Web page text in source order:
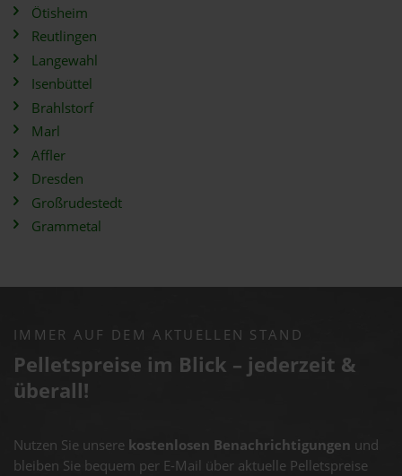
Ötisheim
Reutlingen
Langewahl
Isenbüttel
Brahlstorf
Marl
Affler
Dresden
Großrudestedt
Grammetal
IMMER AUF DEM AKTUELLEN STAND
Pelletspreise im Blick – jederzeit &
überall!
Nutzen Sie unsere kostenlosen Benachrichtigungen und
bleiben Sie bequem per E-Mail über aktuelle Pelletspreise